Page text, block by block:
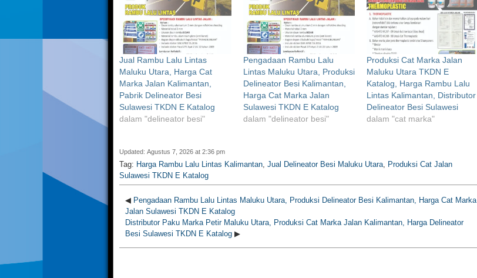
Jual Rambu Lalu Lintas
Maluku Utara, Harga Cat
Marka Jalan Kalimantan,
Pabrik Delineator Besi
Sulawesi TKDN E Katalog
dalam "delineator besi"
Pengadaan Rambu Lalu
Lintas Maluku Utara, Produksi
Delineator Besi Kalimantan,
Harga Cat Marka Jalan
Sulawesi TKDN E Katalog
dalam "delineator besi"
Produksi Cat Marka Jalan
Maluku Utara TKDN E
Katalog, Harga Rambu Lalu
Lintas Kalimantan, Distributor
Delineator Besi Sulawesi
dalam "cat marka"
Updated: Agustus 7, 2026 at 2:36 pm
Tag: Harga Rambu Lalu Lintas Kalimantan Jual Delineator Besi Maluku Utara
Produksi Cat Jalan
Sulawesi TKDN E Katalog
◀ Pengadaan Rambu Lalu Lintas Maluku Utara, Produksi Delineator Besi Kalimantan, Harga Cat Marka
Jalan Sulawesi TKDN E Katalog
Distributor Paku Marka Petir Maluku Utara, Produksi Cat Marka Jalan Kalimantan, Harga Delineator
Besi Sulawesi TKDN E Katalog ▶